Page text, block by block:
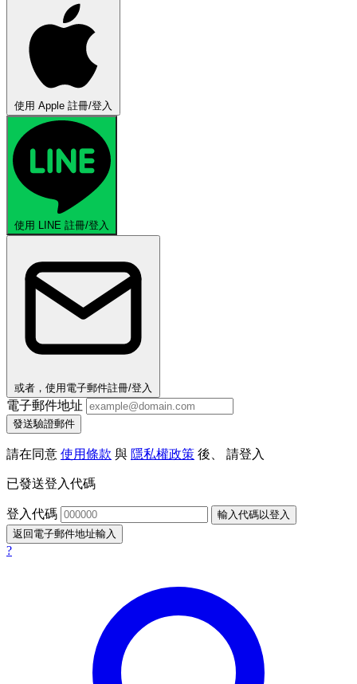
使用 Apple 註冊/登入
使用 LINE 註冊/登入
或者，使用電子郵件註冊/登入
電子郵件地址
發送驗證郵件
請在同意 使用條款 與 隱私權政策 後、 請登入
已發送登入代碼
登入代碼
輸入代碼以登入
返回電子郵件地址輸入
?